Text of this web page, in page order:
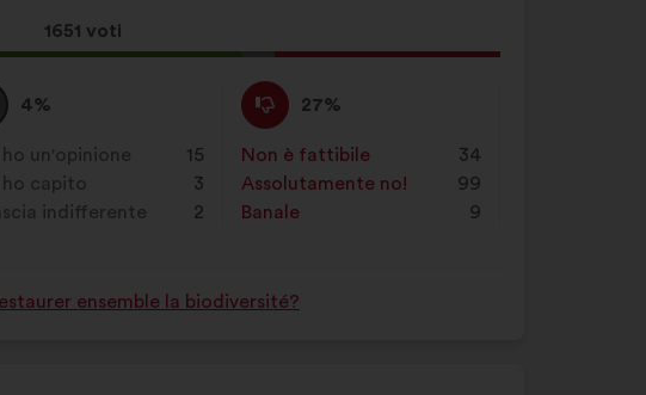
Questa
proposta
raccolto:
1651 voti
4%
ho un'opinione 15
ho capito
3
indifferente
2
Non
sono
d'accordo
:
27%
Questa
proposta
è
stata
qualificata
Non è fattibile
: 34
volte
Assolutamente no!
: 99
volte
Banale
: 9
volte
ensemble la biodiversité?